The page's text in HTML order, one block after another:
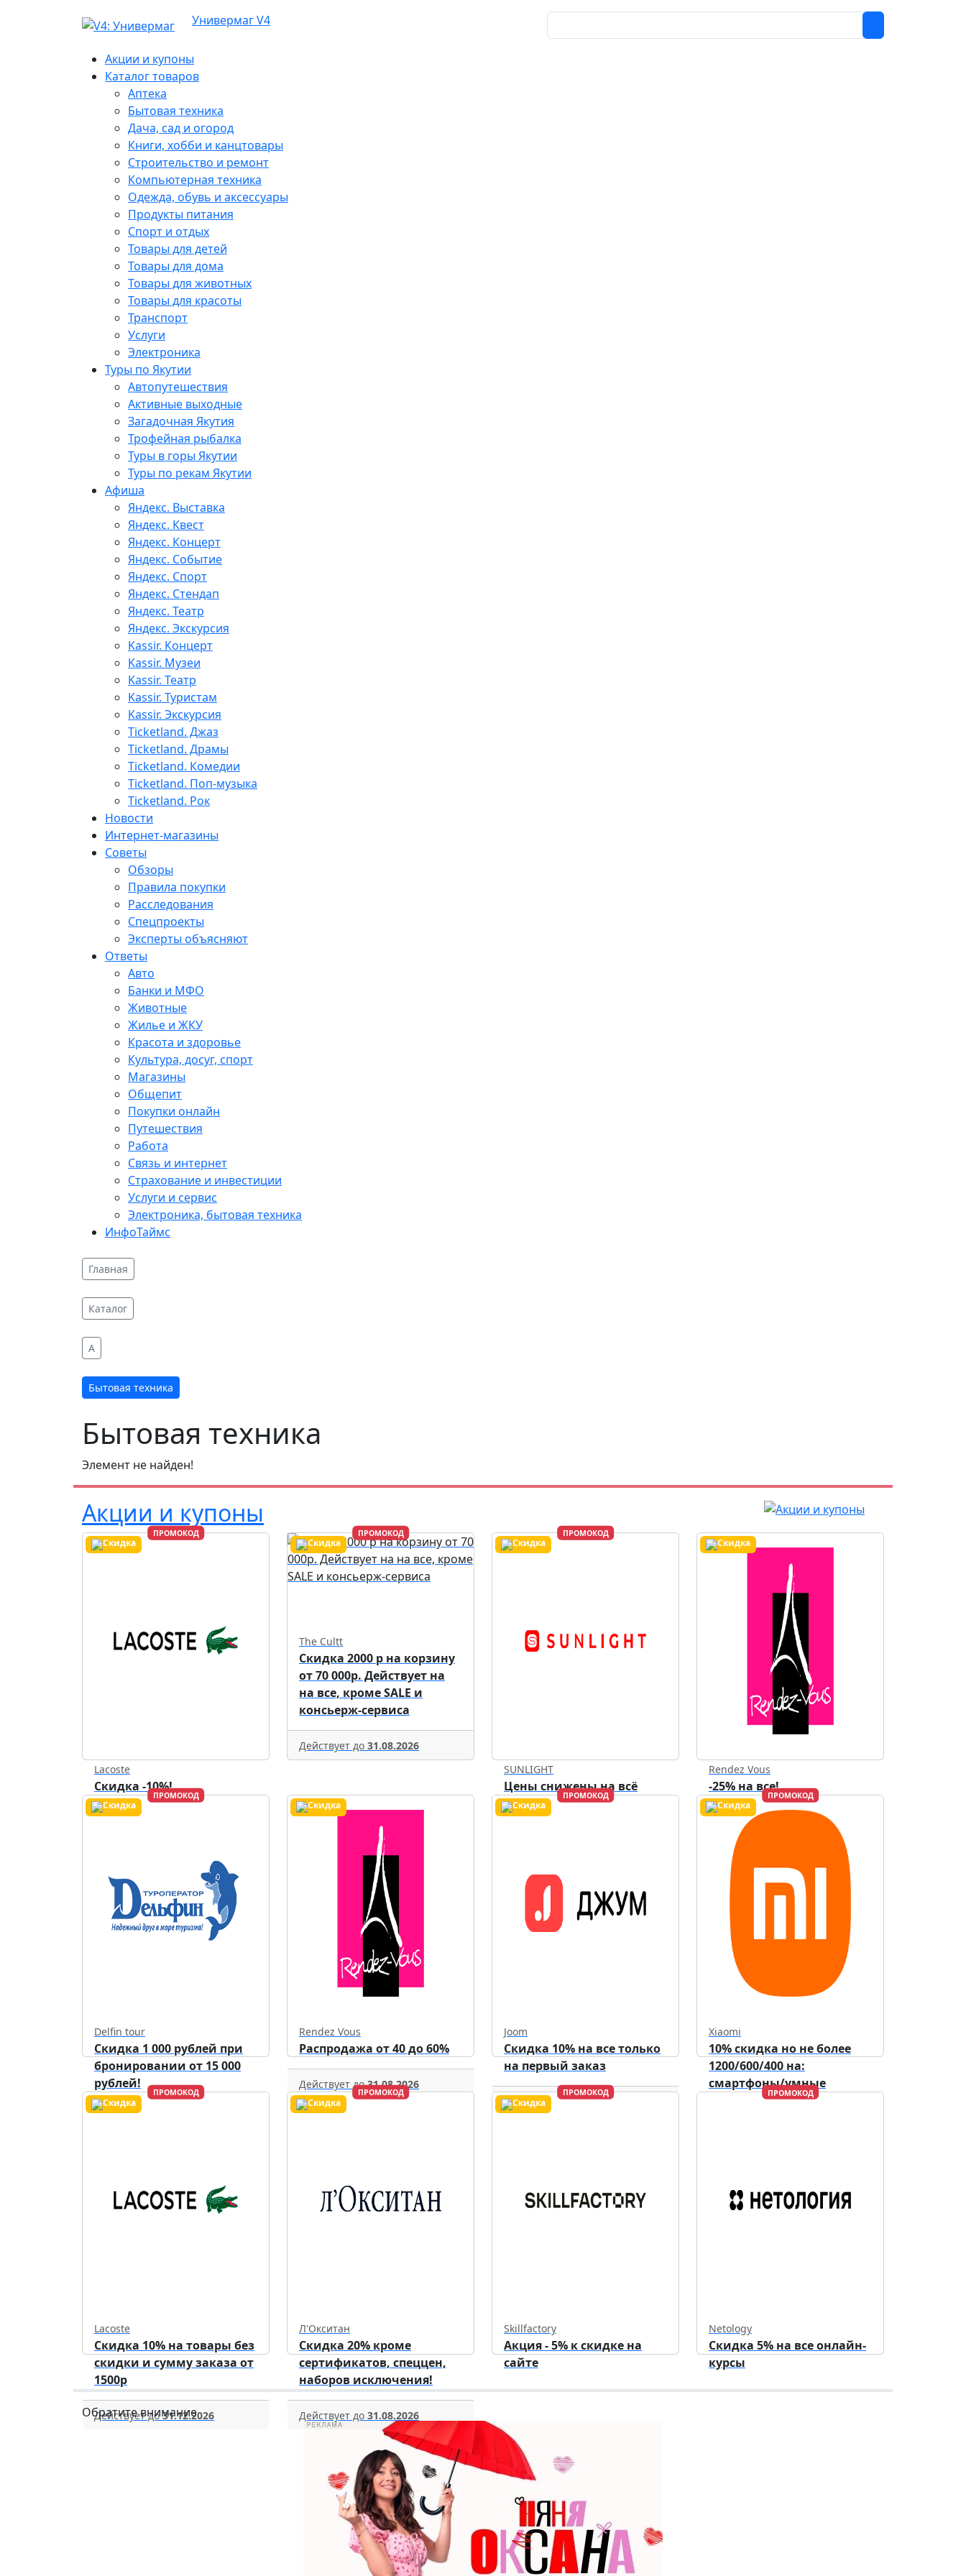
Универмаг V4
Акции и купоны
Каталог товаров
Аптека
Бытовая техника
Дача, сад и огород
Книги, хобби и канцтовары
Строительство и ремонт
Компьютерная техника
Одежда, обувь и аксессуары
Продукты питания
Спорт и отдых
Товары для детей
Товары для дома
Товары для животных
Товары для красоты
Транспорт
Услуги
Электроника
Туры по Якутии
Автопутешествия
Активные выходные
Загадочная Якутия
Трофейная рыбалка
Туры в горы Якутии
Туры по рекам Якутии
Афиша
Яндекс. Выставка
Яндекс. Квест
Яндекс. Концерт
Яндекс. Событие
Яндекс. Спорт
Яндекс. Стендап
Яндекс. Театр
Яндекс. Экскурсия
Kassir. Концерт
Kassir. Музеи
Kassir. Театр
Kassir. Туристам
Kassir. Экскурсия
Ticketland. Джаз
Ticketland. Драмы
Ticketland. Комедии
Ticketland. Поп-музыка
Ticketland. Рок
Новости
Интернет-магазины
Советы
Обзоры
Правила покупки
Расследования
Спецпроекты
Эксперты объясняют
Ответы
Авто
Банки и МФО
Животные
Жилье и ЖКУ
Красота и здоровье
Культура, досуг, спорт
Магазины
Общепит
Покупки онлайн
Путешествия
Работа
Связь и интернет
Страхование и инвестиции
Услуги и сервис
Электроника, бытовая техника
ИнфоТаймс
Главная
Каталог
A
Бытовая техника
Бытовая техника
Элемент не найден!
Акции и купоны
ПРОМОКОД
Lacoste
Скидка -10%!
ПРОМОКОД
The Cultt
Скидка 2000 р на корзину
от 70 000р. Действует на
на все, кроме SALE и
консьерж-сервиса
Действует до 31.08.2026
ПРОМОКОД
SUNLIGHT
Цены снижены на всё
Rendez Vous
-25% на все!
ПРОМОКОД
Delfin tour
Скидка 1 000 рублей при
бронировании от 15 000
рублей!
Rendez Vous
Распродажа от 40 до 60%
Действует до31.08.2026
ПРОМОКОД
Joom
Скидка 10% на все только
на первый заказ
Действует до31.12.2026
ПРОМОКОД
Xiaomi
10% скидка но не более
1200/600/400 на:
смартфоны/умные
устройства/аксессуары.
ПРОМОКОД
Lacoste
Скидка 10% на товары без
скидки и сумму заказа от
1500р
Действует до31.12.2026
ПРОМОКОД
Л'Окситан
Скидка 20% кроме
сертификатов, спеццен,
наборов исключения!
Действует до 31.08.2026
ПРОМОКОД
Skillfactory
Акция - 5% к скидке на
сайте
ПРОМОКОД
Netology
Скидка 5% на все онлайн-
курсы
Обратите внимание